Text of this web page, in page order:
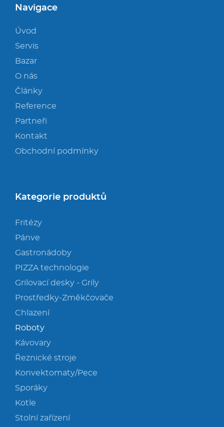
Navigace
Úvod
Servis
Bazar
O nás
Články
Reference
Partneři
Kontakt
Obchodní podmínky
Kategorie produktů
Fritézy
Pánve
Gastronádoby
PIZZA technologie
Grilovací desky - Grily
Prostředky-Změkčovače
Chlazení
Roboty
Kávovary
Řeznické stroje
Konvektomaty/Pece
Sporáky
Kotle
Stolní zařízení